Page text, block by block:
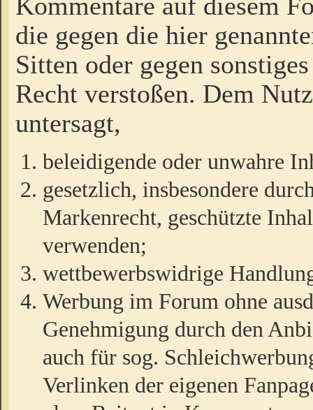
die gegen die hier
Sitten oder gegen
Recht verstoßen. Dem
untersagt,
beleidigende oder unwahre
gesetzlich, insbesondere
Markenrecht, geschützte
verwenden;
wettbewerbswidrige
Werbung im Forum ohne
Genehmigung durch den
auch für sog.
Verlinken der eigenen